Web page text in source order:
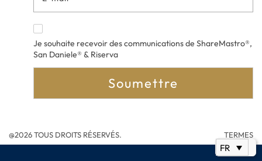
Je souhaite recevoir des communications de ShareMastro®,
San Daniele® & Riserva
Soumettre
@2026 TOUS DROITS RÉSERVÉS. TERMES
FR